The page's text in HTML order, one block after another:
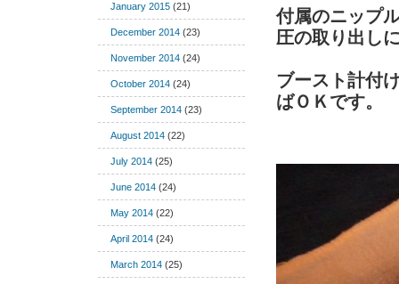
January 2015 (21)
December 2014 (23)
November 2014 (24)
October 2014 (24)
September 2014 (23)
August 2014 (22)
July 2014 (25)
June 2014 (24)
May 2014 (22)
April 2014 (24)
March 2014 (25)
付属のニップ
圧の取り出し
ブースト計付
ばＯＫです。